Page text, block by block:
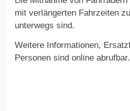
mit verlängerten Fahrzeiten
unterwegs sind.
Weitere Informationen,
Personen sind online abrufbar.